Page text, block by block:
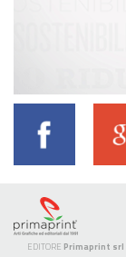
EDITORE Primaprint srl